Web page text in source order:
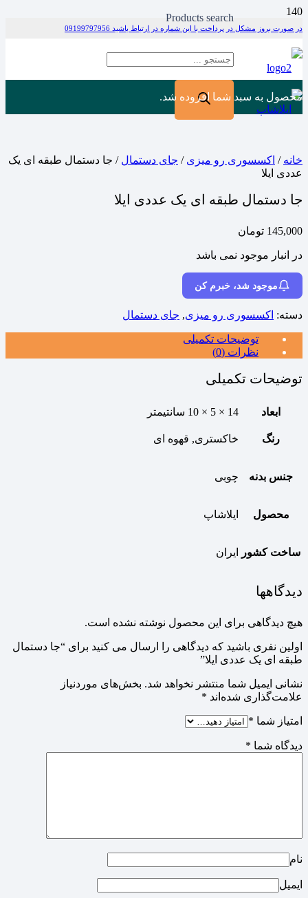
در صورت بروز مشکل در پرداخت با این شماره در ارتباط باشید 09199797956
Products search
محصول به سبد شما افزوده شد.
خانه / اکسسوری رو میزی / جای دستمال / جا دستمال طبقه ای یک
عددی ایلا
جا دستمال طبقه ای یک عددی ایلا
145,000 تومان
در انبار موجود نمی باشد
موجود شد، خبرم کن
دسته: اکسسوری رو میزی, جای دستمال
توضیحات تکمیلی
نظرات (0)
توضیحات تکمیلی
ابعاد 14 × 5 × 10 سانتیمتر
رنگ خاکستری, قهوه ای
جنس بدنه چوبی
محصول ایلاشاپ
ساخت کشور ایران
دیدگاهها
هیچ دیدگاهی برای این محصول نوشته نشده است.
اولین نفری باشید که دیدگاهی را ارسال می کنید برای “جا دستمال
طبقه ای یک عددی ایلا”
نشانی ایمیل شما منتشر نخواهد شد. بخش‌های موردنیاز
علامت‌گذاری شده‌اند *
امتیاز شما *
دیدگاه شما *
نام
ایمیل